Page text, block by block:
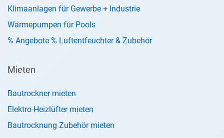
Klimaanlagen für Gewerbe + Industrie
Wärmepumpen für Pools
% Angebote % Luftentfeuchter & Zubehör
Mieten
Bautrockner mieten
Elektro-Heizlüfter mieten
Bautrocknung Zubehör mieten